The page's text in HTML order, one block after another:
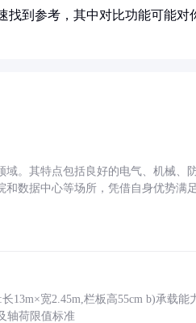
找到参考，其中对比功能可能对
。其特点包括良好的电气、机械、
数据中心等场所，凭借自身优势满
13m×宽2.45m,栏板高55cm b)承载能
轴荷限值标准